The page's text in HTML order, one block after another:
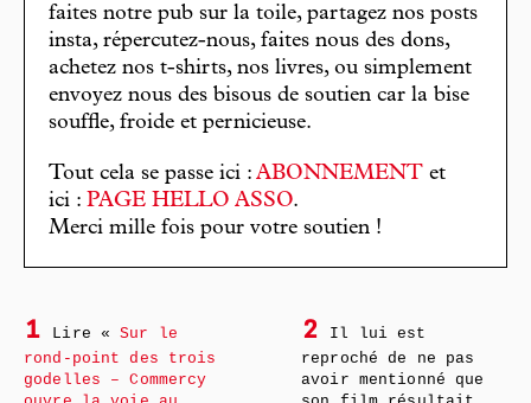
faites notre pub sur la toile, partagez nos posts
insta, répercutez-nous, faites nous des dons,
achetez nos t-shirts, nos livres, ou simplement
envoyez nous des bisous de soutien car la bise
souffle, froide et pernicieuse.
Tout cela se passe ici : ABONNEMENT et
ici : PAGE HELLO ASSO.
Merci mille fois pour votre soutien !
1 Lire «Sur le
rond-point des trois
godelles – Commercy
2
Il lui est
reproché de ne pas
avoir mentionné que